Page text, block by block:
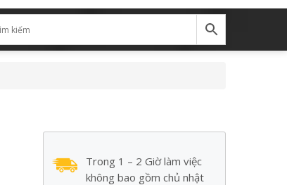
Trong 1 – 2 Giờ làm việc
không bao gồm chủ nhật